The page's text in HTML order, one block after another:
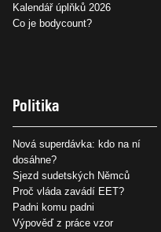
Kalendář úplňků 2026
Co je bodycount?
Politika
Nová superdávka: kdo na ní
dosáhne?
Sjezd sudetských Němců
Proč vláda zavádí EET?
Padni komu padni
Výpověď z práce vzor